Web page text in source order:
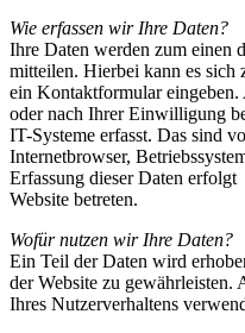
Wie erfassen wir Ihre Daten?
Ihre Daten werden zum einen
mitteilen. Hierbei kann es sich
ein Kontaktformular eingeben.
oder nach Ihrer Einwilligung
IT-Systeme erfasst. Das sind
Internetbrowser,
Erfassung dieser Daten
Website betreten.
Wofür nutzen wir Ihre Daten?
Ein Teil der Daten wird
der Website zu gewährleisten.
Ihres Nutzerverhaltens